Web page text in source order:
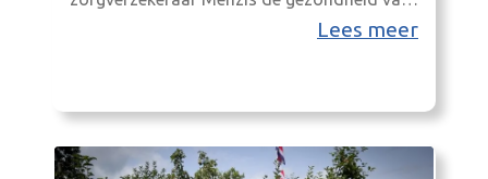
Achterhoekers stimuleren en de zorgLees meer